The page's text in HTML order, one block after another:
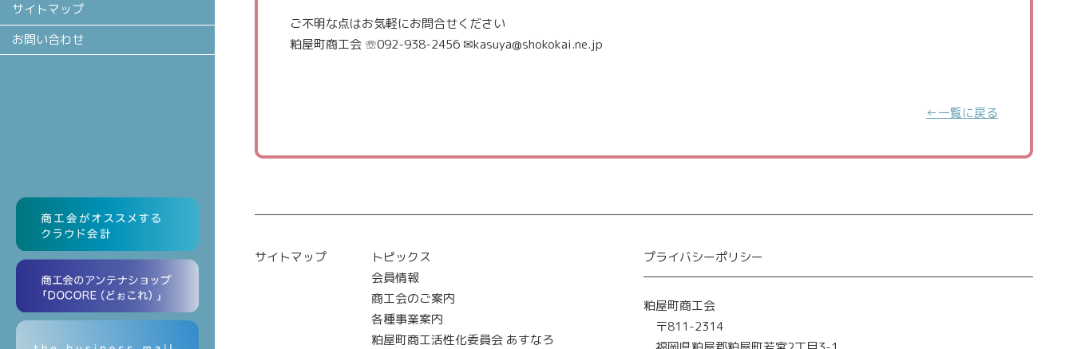
サイトマップ
お問い合わせ
ご不明な点はお気軽にお問合せください
粕屋町商工会 ☏092-938-2456✉kasuya@shokokai.ne.jp
←一覧に戻る
サイトマップ
トピックス
会員情報
商工会のご案内
各種事業案内
粕屋町商工活性化委員会 あすなろ
プライバシーポリシー
粕屋町商工会
〒811-2314